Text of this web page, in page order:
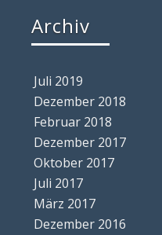
Archiv
Juli 2019
Dezember 2018
Februar 2018
Dezember 2017
Oktober 2017
Juli 2017
März 2017
Dezember 2016